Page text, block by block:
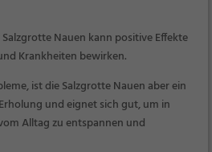
Nauen kann positive Effekte
Krankheiten bewirken.
ist die Salzgrotte Nauen aber ein
und eignet sich gut, um in
Alltag zu entspannen und